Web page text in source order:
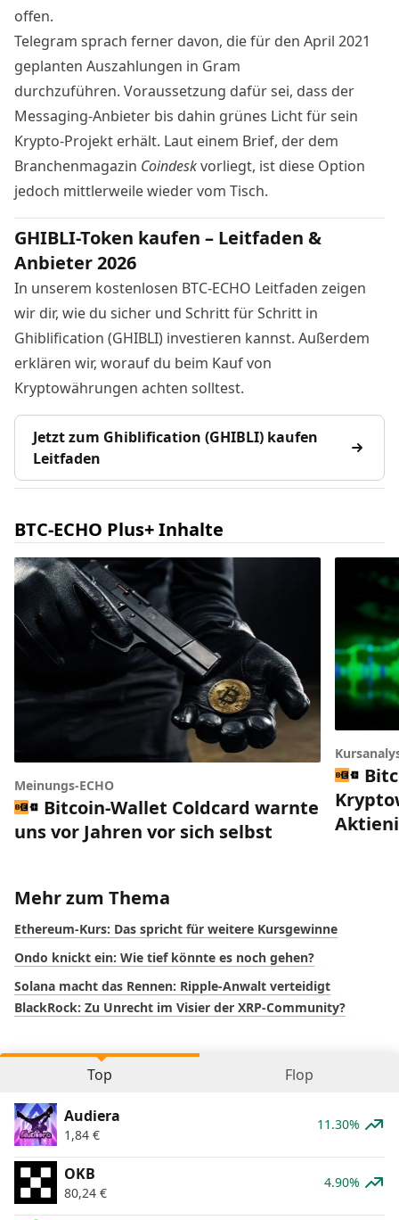
offen.
Telegram sprach ferner davon, die für den April 2021
geplanten Auszahlungen in Gram
durchzuführen. Voraussetzung dafür sei, dass der
Messaging-Anbieter bis dahin grünes Licht für sein
Krypto-Projekt erhält. Laut einem Brief, der dem
Branchenmagazin Coindeskvorliegt, ist diese Option
jedoch mittlerweile wieder vom Tisch.
GHIBLI-Token kaufen – Leitfaden &
Anbieter 2026
In unserem kostenlosen BTC-ECHO Leitfaden zeigen
wir dir, wie du sicher und Schritt für Schritt in
Ghiblification (GHIBLI) investieren kannst. Außerdem
erklären wir, worauf du beim Kauf von
Kryptowährungen achten solltest.
Jetzt zum Ghiblification (GHIBLI) kaufen
Leitfaden
BTC-ECHO Plus+ Inhalte
Meinungs-ECHO
Bitcoin-Wallet Coldcard warnte
uns vor Jahren vor sich selbst
Mehr zum Thema
Ethereum-Kurs: Das spricht für weitere Kursgewinne
Ondo knickt ein: Wie tief könnte es noch gehen?
Solana macht das Rennen: Ripple-Anwalt verteidigt
BlackRock: Zu Unrecht im Visier der XRP-Community?
Top Flop
Audiera
1,84 €
11.30%
OKB
80,24 €
4.90%